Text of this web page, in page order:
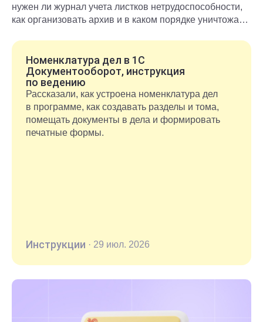
нужен ли журнал учета листков нетрудоспособности,
как организовать архив и в каком порядке уничтожать
Номенклатура дел в 1С
Документооборот, инструкция
по ведению
Рассказали, как устроена номенклатура дел
в программе, как создавать разделы и тома,
помещать документы в дела и формировать
печатные формы.
Инструкции · 29 июл. 2026